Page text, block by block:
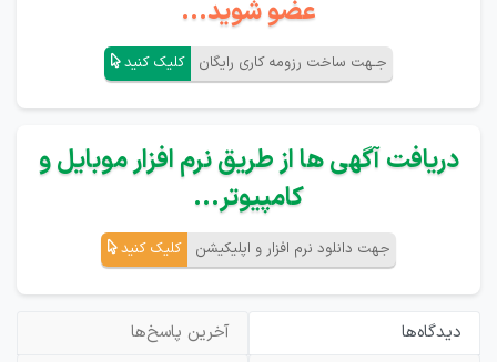
عضو شوید...
جـهت ساخت رزومه کاری رایگان کلیک کنید
دریافت آگهی ها از طریق نرم افزار موبایل و
کامپیوتر...
جهت دانلود نرم افزار و اپلیکیشن کلیک کنید
دیدگاه‌ها
آخرین پاسخ‌ها